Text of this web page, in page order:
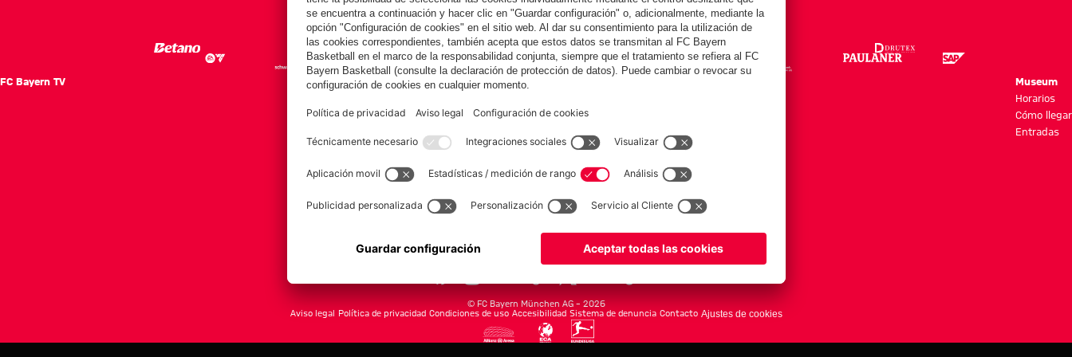
del Audi
Summer Tour
FC Bayern TV
FC Bayern.com
Equipo
Afición
Nuevo
Rebajas %
Museum
Horarios
Cómo llegar
Entradas
Museum Baloncesto
© FC Bayern München AG – 2026
Aviso legal Política de privacidad Condiciones de uso Accesibilidad Sistema de denuncia Contacto Ajustes de cookies